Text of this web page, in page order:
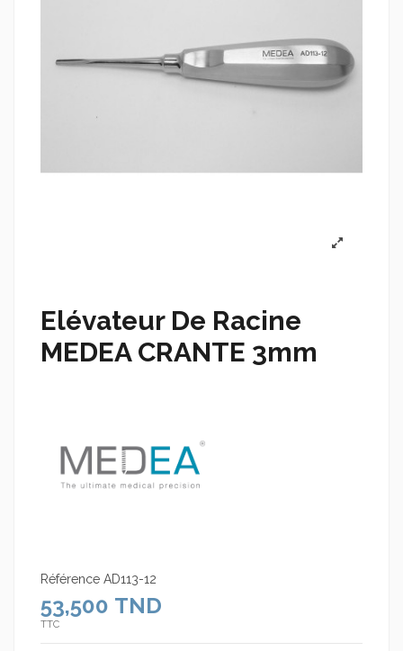
Elévateur De Racine
MEDEA CRANTE 3mm
Référence AD113-12
53,500 TND
TTC